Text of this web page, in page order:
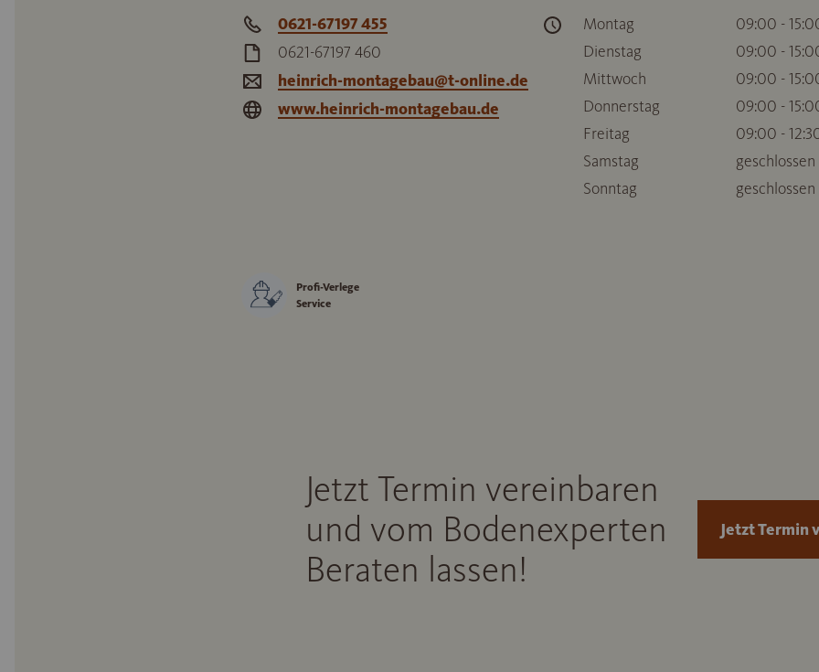
0621-67197 455
0621-67197 460
heinrich-montagebau@t-online.de
www.heinrich-montagebau.de
Montag
09:00 -
Dienstag
09:00 -
Mittwoch
09:00 -
Donnerstag
09:00 -
Freitag
09:00 -
Samstag
geschlossen
Sonntag
geschlossen
Profi-Verlege
Service
Jetzt Termin vereinbaren
und vom Bodenexperten
Beraten lassen!
Jetzt Termin